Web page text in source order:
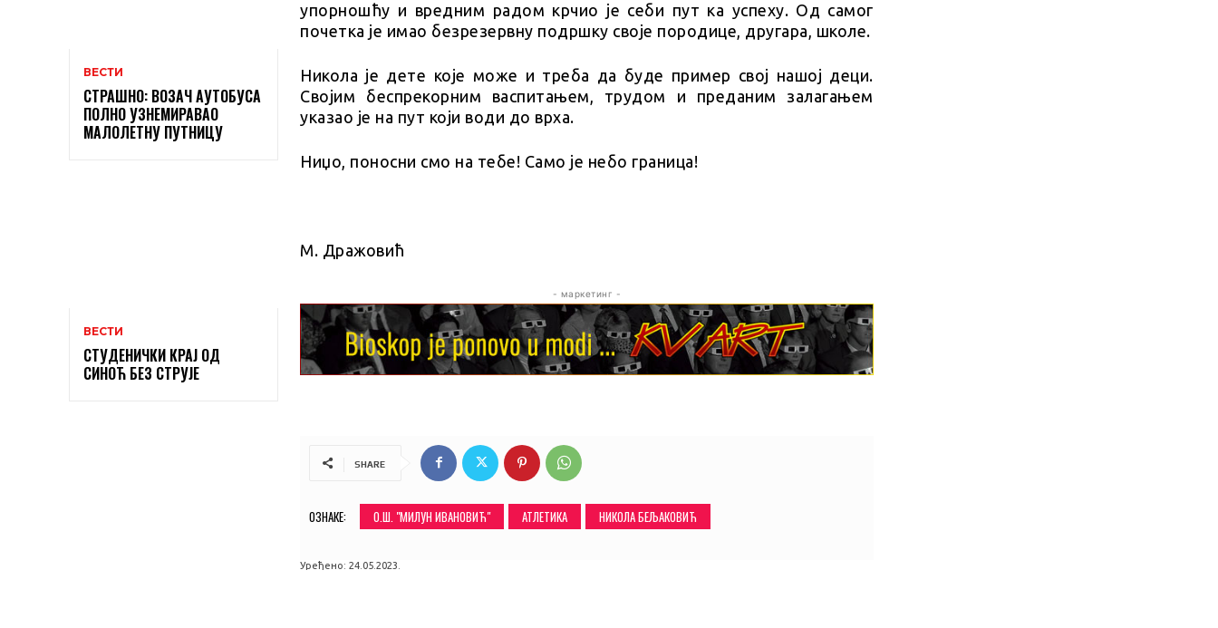
ВЕСТИ
СТРАШНО: ВОЗАЧ АУТОБУСА
ПОЛНО УЗНЕМИРАВАО
МАЛОЛЕТНУ ПУТНИЦУ
ВЕСТИ
СТУДЕНИЧКИ КРАЈ ОД
СИНОЋ БЕЗ СТРУЈЕ
упорношћу и вредним радом крчио је себи пут ка успеху. Од самог
почетка је имао безрезервну подршку своје породице, другара, школе.
Никола је дете које може и треба да буде пример свој нашој деци.
Својим беспрекорним васпитањем, трудом и преданим залагањем
указао је на пут који води до врха.
Ниџо, поносни смо на тебе! Само је небо граница!
М. Дражовић
- маркетинг -
SHARE
ОЗНАКЕ: O.Ш. "МИЛУН ИВАНОВИЋ" АТЛЕТИКА НИКОЛА БЕЉАКОВИЋ
Уређено: 24.05.2023.